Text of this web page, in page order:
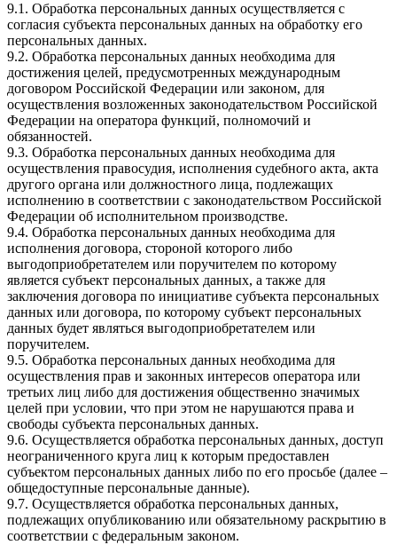
9.1. Обработка персональных данных осуществляется с
согласия субъекта персональных данных на обработку его
персональных данных.
9.2. Обработка персональных данных необходима для
достижения целей, предусмотренных международным
договором Российской Федерации или законом, для
осуществления возложенных законодательством Российской
Федерации на оператора функций, полномочий и
обязанностей.
9.3. Обработка персональных данных необходима для
осуществления правосудия, исполнения судебного акта, акта
другого органа или должностного лица, подлежащих
исполнению в соответствии с законодательством Российской
Федерации об исполнительном производстве.
9.4. Обработка персональных данных необходима для
исполнения договора, стороной которого либо
выгодоприобретателем или поручителем по которому
является субъект персональных данных, а также для
заключения договора по инициативе субъекта персональных
данных или договора, по которому субъект персональных
данных будет являться выгодоприобретателем или
поручителем.
9.5. Обработка персональных данных необходима для
осуществления прав и законных интересов оператора или
третьих лиц либо для достижения общественно значимых
целей при условии, что при этом не нарушаются права и
свободы субъекта персональных данных.
9.6. Осуществляется обработка персональных данных, доступ
неограниченного круга лиц к которым предоставлен
субъектом персональных данных либо по его просьбе (далее –
общедоступные персональные данные).
9.7. Осуществляется обработка персональных данных,
подлежащих опубликованию или обязательному раскрытию в
соответствии с федеральным законом.